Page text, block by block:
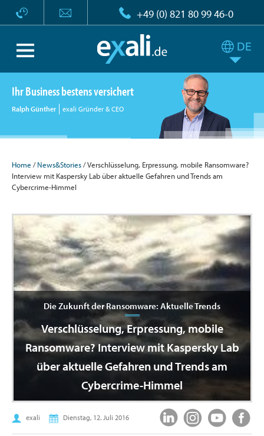
+49 (0) 821 80 99 46-0
Ihr Business bestens versichert
Ralph Günther exali Gründer & CEO
Home /News&Stories/ Verschlüsselung, Erpressung, mobile Ransomware?
Interview mit Kaspersky Lab über aktuelle Gefahren und Trends am
Cybercrime-Himmel
Die Zukunft der Ransomware: Aktuelle Trends
Verschlüsselung, Erpressung, mobile
Ransomware? Interview mit Kaspersky Lab
über aktuelle Gefahren und Trends am
Cybercrime-Himmel
exali Dienstag, 12. Juli 2016